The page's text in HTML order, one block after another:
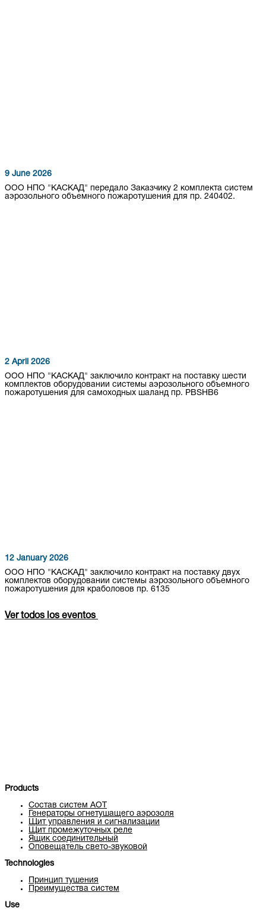
9 June 2026
ООО НПО "КАСКАД" передало Заказчику 2 комплекта систем
аэрозольного объемного пожаротушения для пр. 240402.
2 April 2026
ООО НПО "КАСКАД" заключило контракт на поставку шести
комплектов оборудовании системы аэрозольного объемного
пожаротушения для самоходных шаланд пр. PBSHB6
12 January 2026
ООО НПО "КАСКАД" заключило контракт на поставку двух
комплектов оборудовании системы аэрозольного объемного
пожаротушения для краболовов пр. 6135
Ver todos los eventos
Products
Состав систем АОТ
Генераторы огнетушащего аэрозоля
Щит управления и сигнализации
Щит промежуточных реле
Ящик соединительный
Оповещатель свето-звуковой
Technologies
Принцип тушения
Преимущества систем
Use